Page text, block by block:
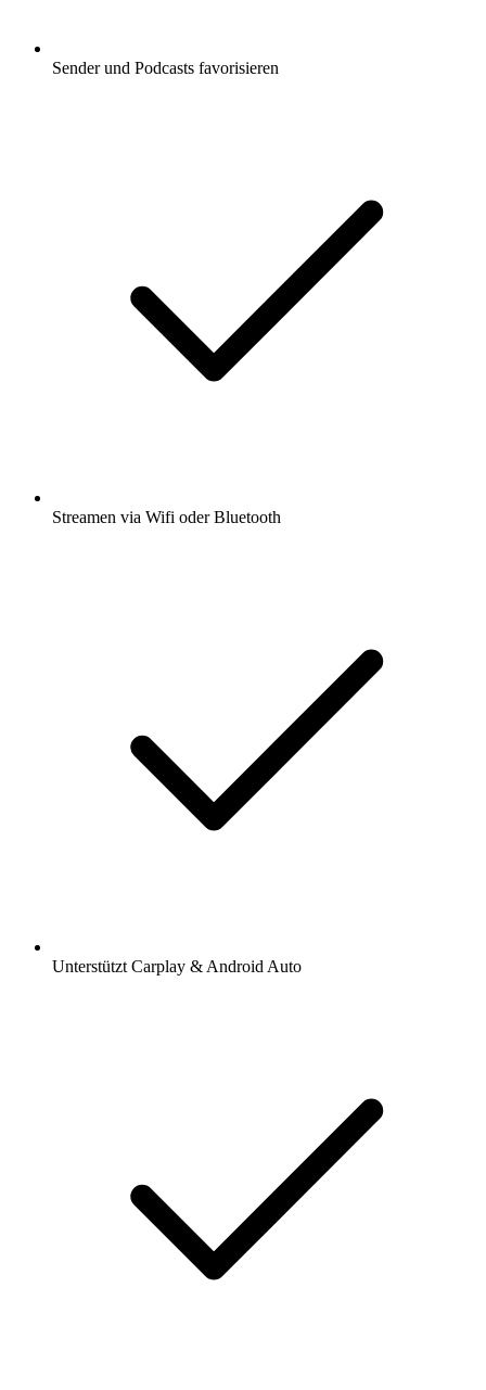
Sender und Podcasts favorisieren
Streamen via Wifi oder Bluetooth
Unterstützt Carplay & Android Auto